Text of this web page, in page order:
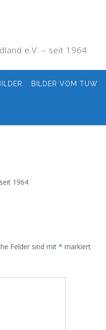
e.V. – seit 1964
BILDER VOM TUW
1964
Felder sind mit * markiert